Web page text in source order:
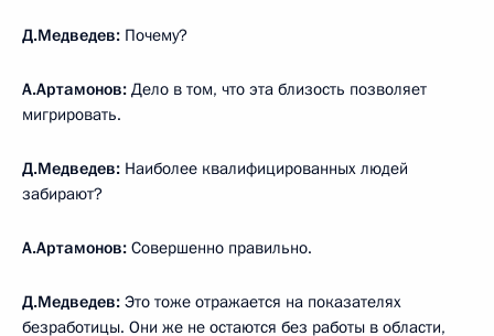
Д.Медведев: Почему?
А.Артамонов: Дело в том, что эта близость позволяет
мигрировать.
Д.Медведев: Наиболее квалифицированных людей
забирают?
А.Артамонов: Совершенно правильно.
Д.Медведев: Это тоже отражается на показателях
безработицы. Они же не остаются без работы в области,